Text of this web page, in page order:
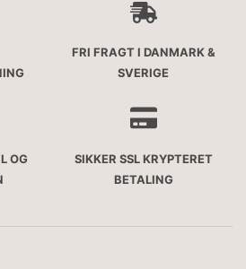
FRI FRAGT I DANMARK &
SVERIGE
OG
SIKKER SSL KRYPTERET
BETALING